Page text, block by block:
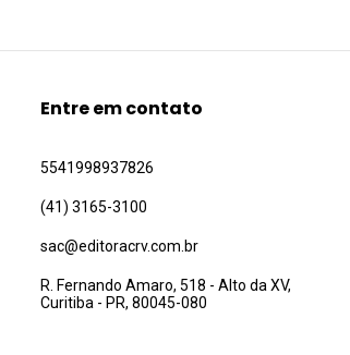
Entre em contato
5541998937826
(41) 3165-3100
sac@editoracrv.com.br
R. Fernando Amaro, 518 - Alto da XV,
Curitiba - PR, 80045-080